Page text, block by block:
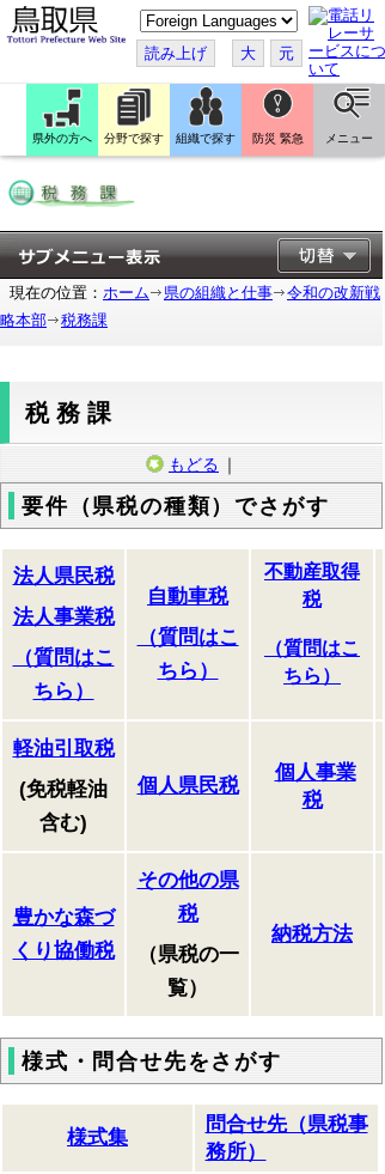
こ
の
ペ
ー
ジ
を
翻
訳
す
読み上げ 大 元
県外の方へ 分野で探す 組織で探す 防災 緊急 メニュー
現在の位置： ホーム 県の組織と仕事
令和の改新戦
略本部
税務課
税務課
もどる ｜
要件（県税の種類）でさがす
法人県民税
法人事業税
（質問はこ
ちら）
自動車税
（質問はこ
ちら）
不動産取得
税
（質問はこ
ちら）
軽油引取税
(免税軽油
含む)
個人県民税
個人事業
税
豊かな森づ
くり協働税
その他の県
税
（県税の一
覧）
納税方法
様式・問合せ先をさがす
様式集
問合せ先（県税事
務所）